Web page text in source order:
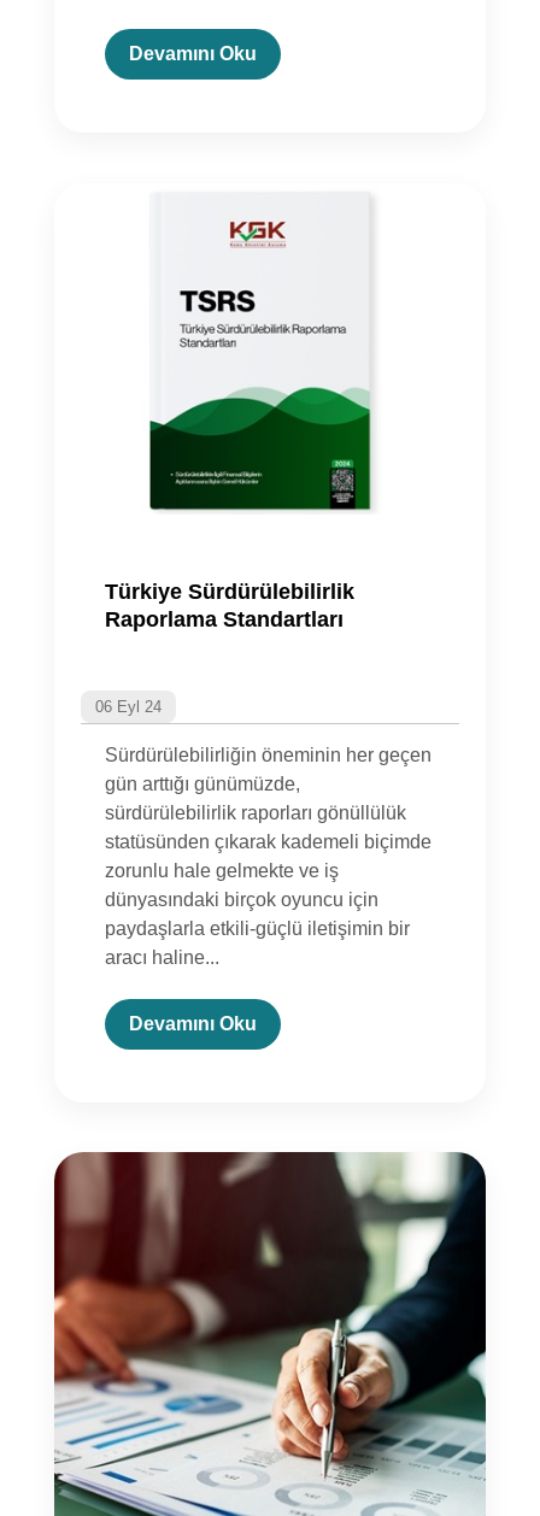
Devamını Oku
Türkiye Sürdürülebilirlik
Raporlama Standartları
06 Eyl 24
Sürdürülebilirliğin öneminin her geçen
gün arttığı günümüzde,
sürdürülebilirlik raporları gönüllülük
statüsünden çıkarak kademeli biçimde
zorunlu hale gelmekte ve iş
dünyasındaki birçok oyuncu için
paydaşlarla etkili-güçlü iletişimin bir
aracı haline...
Devamını Oku